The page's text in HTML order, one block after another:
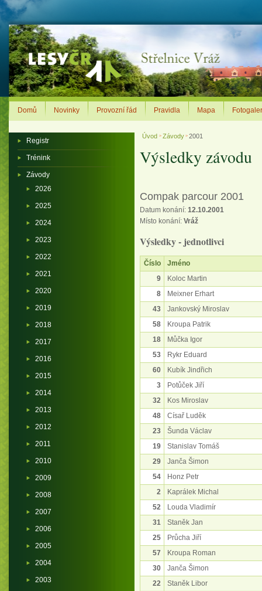
Úvod > Závody > 2001
Výsledky závodu
Compak parcour 2001
Datum konání: 12.10.2001
Místo konání: Vráž
Výsledky - jednotlivci
Číslo
Jméno
9
Koloc Martin
8
Meixner Erhart
43
Jankovský Miroslav
58
Kroupa Patrik
18
Můčka Igor
53
Rykr Eduard
60
Kubík Jindřich
3
Potůček Jiří
32
Kos Miroslav
48
Císař Luděk
23
Šunda Václav
19
Stanislav Tomáš
29
Janča Šimon
54
Honz Petr
2
Kaprálek Michal
52
Louda Vladimír
31
Staněk Jan
25
Průcha Jiří
57
Kroupa Roman
30
Janča Šimon
22
Staněk Libor
Registr
Trénink
Závody
2026
2025
2024
2023
2022
2021
2020
2019
2018
2017
2016
2015
2014
2013
2012
2011
2010
2009
2008
2007
2006
2005
2004
2003
Domů Novinky Provozní řád Pravidla Mapa